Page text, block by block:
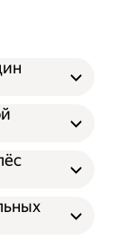
или
сайт